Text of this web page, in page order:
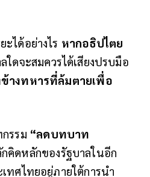
ได้อย่างไร หากอธิปไตย
ใดจะสมควรได้เสียงปรบมือ
ข้างทหารที่ล้มตายเพื่อ
รรม “ลดบทบาท
คิดหลักของรัฐบาลในอีก
ทศไทยอยู่ภายใต้การนำ